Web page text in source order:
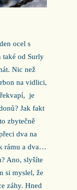
ocel s
od Surly
Nic než
na vidlici,
je
Jak fakt
zbytečně
dva na
rámu a dva…
Ano, slyšíte
si myslel, že
záhy. Hned